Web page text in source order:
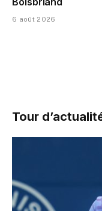
6 août 2026
Tour